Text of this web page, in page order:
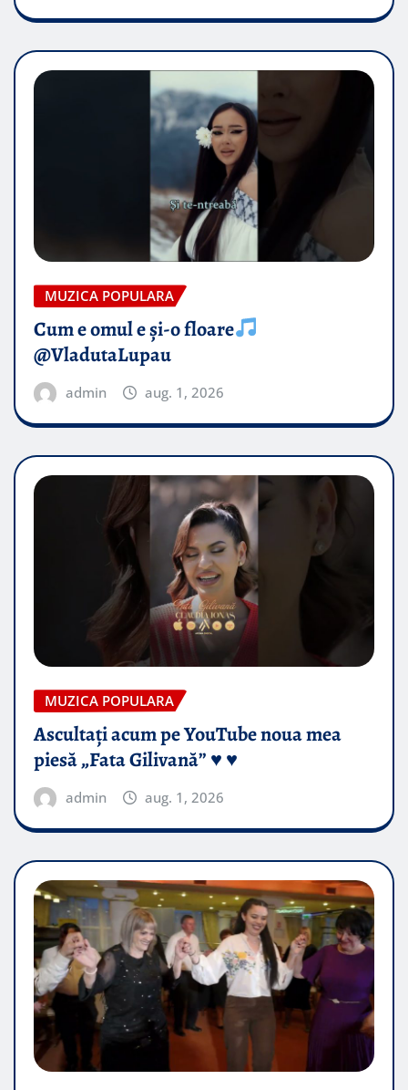
MUZICA POPULARA
Cum e omul e și-o floare
@VladutaLupau
admin aug. 1, 2026
MUZICA POPULARA
Ascultați acum pe YouTube noua mea
piesă „Fata Gilivană” ♥️ ♥️
admin aug. 1, 2026